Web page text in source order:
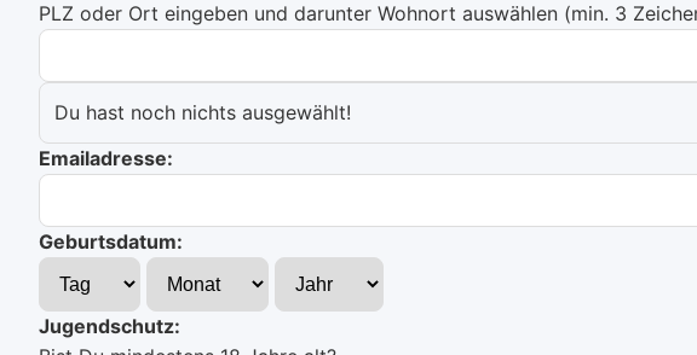
PLZ oder Ort eingeben und darunter Wohnort auswählen (min. 3
Du hast noch nichts ausgewählt!
Emailadresse:
Geburtsdatum:
Jugendschutz: